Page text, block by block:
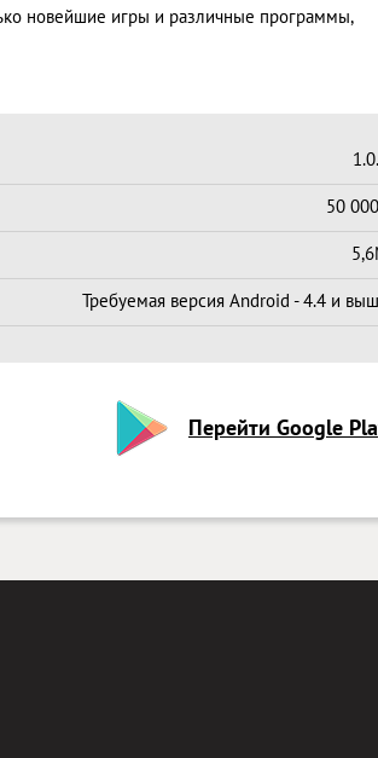
новейшие игры и различные программы,
50
Требуемая версия Android - 4.4 и
Перейти Google